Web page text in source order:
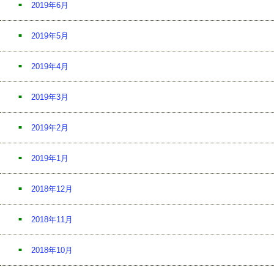
2019年6月
2019年5月
2019年4月
2019年3月
2019年2月
2019年1月
2018年12月
2018年11月
2018年10月